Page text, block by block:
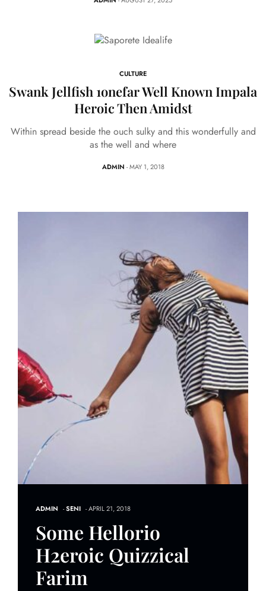
CULTURE
Swank Jellfish 1onefar Well Known Impala
Heroic Then Amidst
Within spread beside the ouch sulky and this wonderfully and
as the well and where
ADMIN - MAY 1, 2018
ADMIN -SENI - APRIL 21, 2018
Some Hellorio
H2eroic Quizzical
Farim